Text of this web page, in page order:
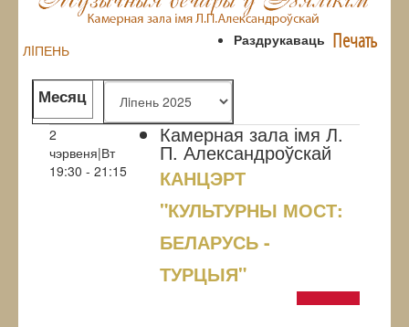
ЛIПЕНЬ
Месяц
Печать
Раздрукаваць
2
чэрвеня|Вт
19:30 - 21:15
Камерная зала імя Л.
П. Александроўскай
КАНЦЭРТ
"КУЛЬТУРНЫ МОСТ:
БЕЛАРУСЬ -
ТУРЦЫЯ"